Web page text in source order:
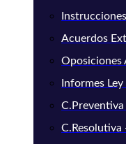
Acuerdos
Oposiciones
Informes
C.Resolutiva